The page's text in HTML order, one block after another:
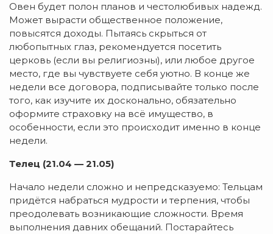
Овен будет полон планов и честолюбивых надежд.
Может вырасти общественное положение,
повысятся доходы. Пытаясь скрыться от
любопытных глаз, рекомендуется посетить
церковь (если вы религиозны), или любое другое
место, где вы чувствуете себя уютно. В конце же
недели все договора, подписывайте только после
того, как изучите их досконально, обязательно
оформите страховку на всё имущество, в
особенности, если это происходит именно в конце
недели.
Телец (21.04 — 21.05)
Начало недели сложно и непредсказуемо: Тельцам
придётся набраться мудрости и терпения, чтобы
преодолевать возникающие сложности. Время
выполнения давних обещаний. Постарайтесь